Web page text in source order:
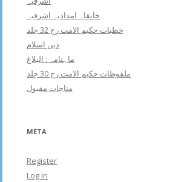
خانقاہ امدادیہ اشرفیہ
خطبات حکیم الامت رح 32 جلد
دین اسلام
ماہنامہ : البلاغ
ملفوظات حکیم الامت رح 30 جلد
مناجات مقبول
META
Register
Log in